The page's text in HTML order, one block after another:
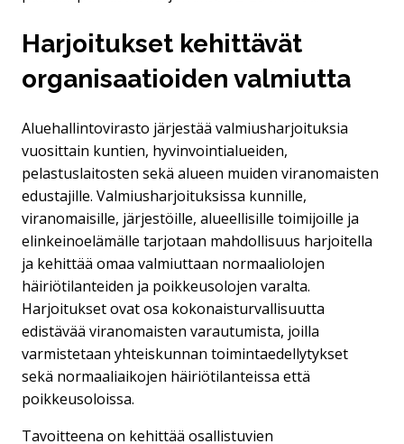
Harjoitukset kehittävät
organisaatioiden valmiutta
Aluehallintovirasto järjestää valmiusharjoituksia
vuosittain kuntien, hyvinvointialueiden,
pelastuslaitosten sekä alueen muiden viranomaisten
edustajille. Valmiusharjoituksissa kunnille,
viranomaisille, järjestöille, alueellisille toimijoille ja
elinkeinoelämälle tarjotaan mahdollisuus harjoitella
ja kehittää omaa valmiuttaan normaaliolojen
häiriötilanteiden ja poikkeusolojen varalta.
Harjoitukset ovat osa kokonaisturvallisuutta
edistävää viranomaisten varautumista, joilla
varmistetaan yhteiskunnan toimintaedellytykset
sekä normaaliaikojen häiriötilanteissa että
poikkeusoloissa.
Tavoitteena on kehittää osallistuvien